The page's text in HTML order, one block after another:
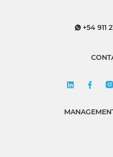
+54 911